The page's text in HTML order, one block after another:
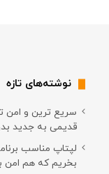
نوشته‌های تازه
سریع ترین و امن
قدیمی به جدید
لپتاپ مناسب
بخریم که هم امن